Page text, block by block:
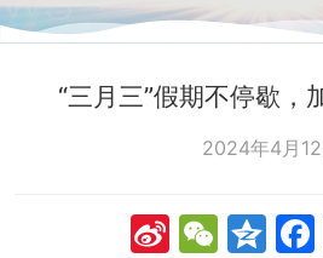
“三月三”假期不停歇，
2024年4月12
Sina